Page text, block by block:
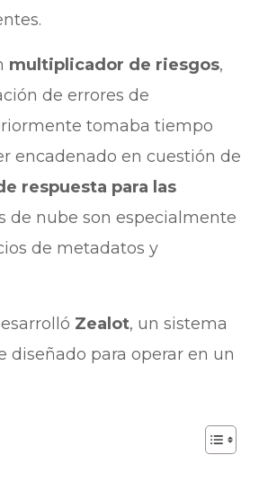
multiplicador de riesgos,
de errores de
tomaba tiempo
encadenado en cuestión de
respuesta para las
de nube son especialmente
de metadatos y
Zealot, un sistema
para operar en un